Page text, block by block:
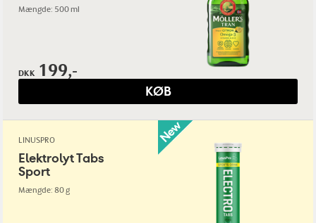
Mængde: 500 ml
DKK 199,-
KØB
LINUSPRO
Elektrolyt Tabs
Sport
Mængde: 80 g